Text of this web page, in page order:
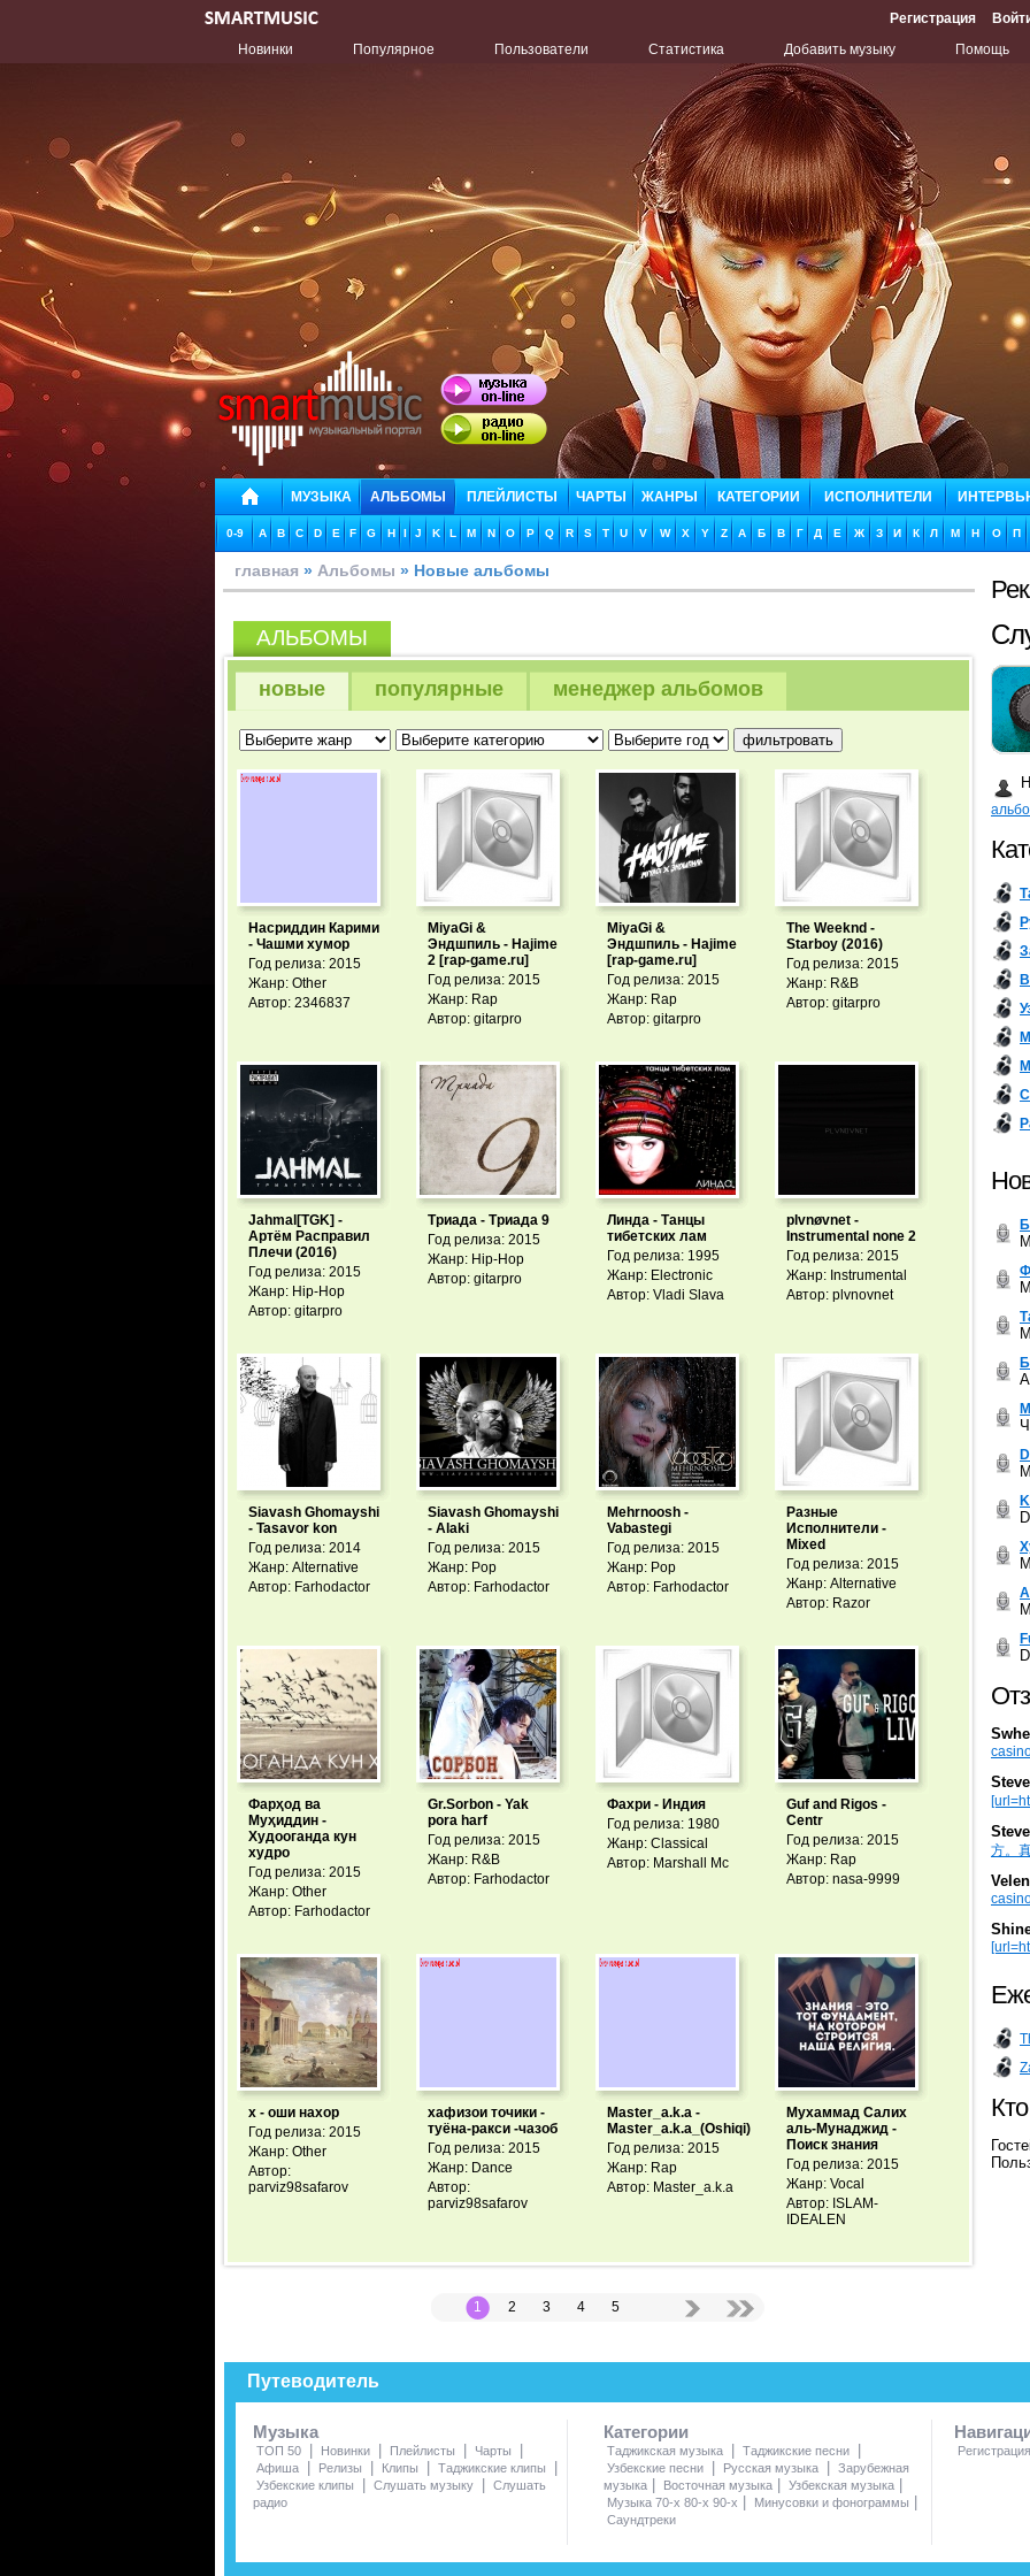
Регистрация
Новинки
Популярное Пользователи Статистика Добавить музыку Помощь
МУЗЫКА АЛЬБОМЫ ПЛЕЙЛИСТЫ ЧАРТЫ ЖАНРЫ КАТЕГОРИИ ИСПОЛНИТЕЛИ
0-9 A B C D E F G H I J K L M N O P Q R S T U V W X Y Z А Б В Г Д Е Ж З И К Л М Н О П
главная » Альбомы » Новые альбомы
АЛЬБОМЫ
новые популярные менеджер альбомов
Насриддин Карими
- Чашми хумор
Год релиза: 2015
Жанр: Other
Автор: 2346837
MiyaGi &
Эндшпиль - Hajime
2 [rap-game.ru]
Год релиза: 2015
Жанр: Rap
Автор: gitarpro
MiyaGi &
Эндшпиль - Hajime
[rap-game.ru]
Год релиза: 2015
Жанр: Rap
Автор: gitarpro
The Weeknd -
Starboy (2016)
Год релиза: 2015
Жанр: R&B
Автор: gitarpro
Jahmal[TGK] -
Артём Расправил
Плечи (2016)
Год релиза: 2015
Жанр: Hip-Hop
Автор: gitarpro
Триада - Триада 9
Год релиза: 2015
Жанр: Hip-Hop
Автор: gitarpro
Линда - Танцы
тибетских лам
Год релиза: 1995
Жанр: Electronic
Автор: Vladi Slava
plvnøvnet -
Instrumental none 2
Год релиза: 2015
Жанр: Instrumental
Автор: plvnovnet
Siavash Ghomayshi
- Tasavor kon
Год релиза: 2014
Жанр: Alternative
Автор: Farhodactor
Siavash Ghomayshi
- Alaki
Год релиза: 2015
Жанр: Pop
Автор: Farhodactor
Mehrnoosh -
Vabastegi
Год релиза: 2015
Жанр: Pop
Автор: Farhodactor
Разные
Исполнители -
Mixed
Год релиза: 2015
Жанр: Alternative
Автор: Razor
Фарҳод ва
Муҳиддин -
Худооганда кун
худро
Год релиза: 2015
Жанр: Other
Автор: Farhodactor
Gr.Sorbon - Yak
pora harf
Год релиза: 2015
Жанр: R&B
Автор: Farhodactor
Фахри - Индия
Год релиза: 1980
Жанр: Classical
Автор: Marshall Mc
Guf and Rigos -
Centr
Год релиза: 2015
Жанр: Rap
Автор: nasa-9999
х - оши нахор
Год релиза: 2015
Жанр: Other
Автор:
parviz98safarov
хафизои точики -
туёна-ракси -чазоб
Год релиза: 2015
Жанр: Dance
Автор:
parviz98safarov
Master_a.k.a -
Master_a.k.a_(Oshiqi)
Год релиза: 2015
Жанр: Rap
Автор: Master_a.k.a
Мухаммад Салих
аль-Мунаджид -
Поиск знания
Год релиза: 2015
Жанр: Vocal
Автор: ISLAM-
IDEALEN
1 2 3 4 5
方。
Путеводитель
Музыка
ТОП 50 Новинки Плейлисты Чарты
Афиша Релизы Клипы Таджикские клипы
Узбекские клипы Слушать музыку
Слушать
радио
Категории
Таджикская музыка Таджикские песни
Узбекские песни Русская музыка
Зарубежная
музыка
Восточная музыка Узбекская музыка
Музыка 70-х 80-х 90-х Минусовки и фонограммы
Саундтреки
Регистрация